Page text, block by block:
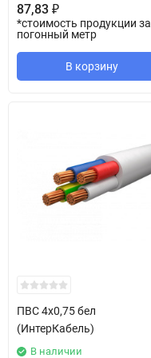
обезопасить себя и
чтобы не пришлось в
проводку.
87,83 ₽
*стоимость продукции за
погонный метр
В корзину
ПВС 4х0,75 бел
(ИнтерКабель)
В наличии